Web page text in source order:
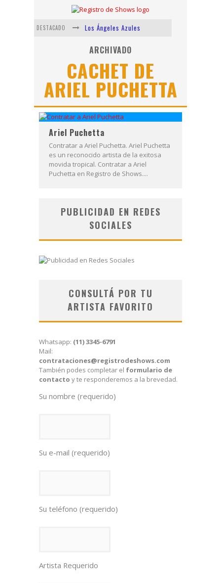
DESTACADO
Los Ángeles Azules
Shows via streaming
Lit Killah
Nicki Nicole
Duki
Vi Em
ARCHIVADO
CACHET DE
ARIEL PUCHETTA
Ariel Puchetta
Contratar a Ariel Puchetta. Ariel Puchetta
es un reconocido artista de la exitosa
movida tropical. Contratar a Ariel
Puchetta en Registro de Shows....
PUBLICIDAD EN REDES
SOCIALES
CONSULTÁ POR TU
ARTISTA FAVORITO
Whatsapp: (11) 3345-6791
Mail:
contrataciones@registrodeshows.com
También podes completar el formulario de
contacto y te responderemos a la brevedad.
Su nombre (requerido)
Su e-mail (requerido)
Su teléfono (requerido)
Artista Requerido